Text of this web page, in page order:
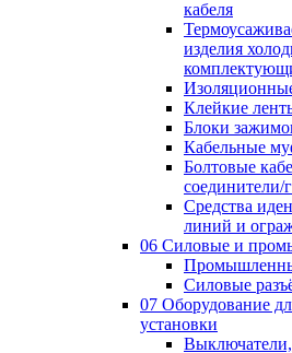
кабеля
изделия
Клейкие
Блоки
Кабельные
Болтовые
соединители/
Средства
линий и
06 Силовые и
Силовые
07 Оборудование
установки